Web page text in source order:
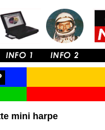
mini harpe